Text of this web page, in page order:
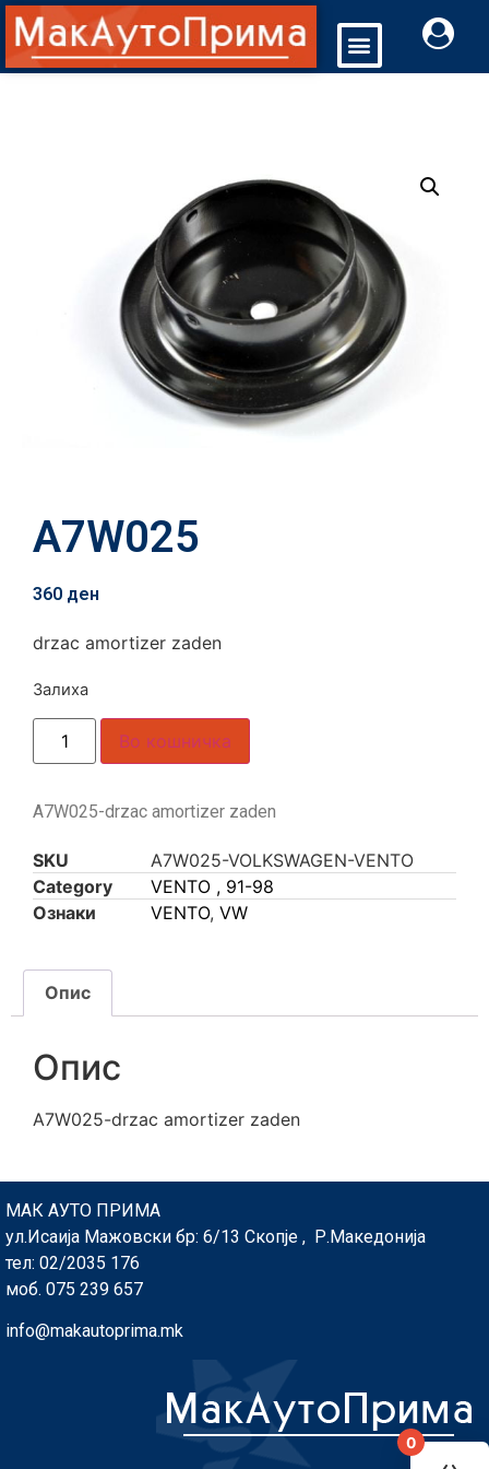
A7W025
360 ден
drzac amortizer zaden
Залиха
Во кошничка
A7W025-drzac amortizer zaden
SKU
A7W025-VOLKSWAGEN-VENTO
Category
VENTO , 91-98
Ознаки
VENTO, VW
Опис
Опис
A7W025-drzac amortizer zaden
МАК АУТО ПРИМА
ул.Исаија Мажовски бр: 6/13 Скопје , Р.Македонија
тел: 02/2035 176
моб. 075 239 657
info@makautoprima.mk
0